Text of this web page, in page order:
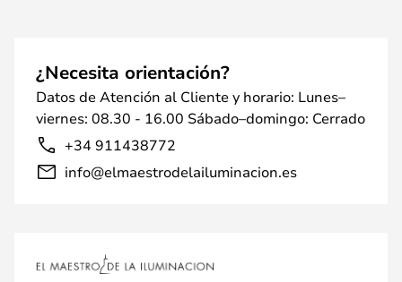
¿Necesita orientación?
Datos de Atención al Cliente y horario: Lunes–
viernes: 08.30 - 16.00 Sábado–domingo: Cerrado
+34 911438772
info@elmaestrodelailuminacion.es